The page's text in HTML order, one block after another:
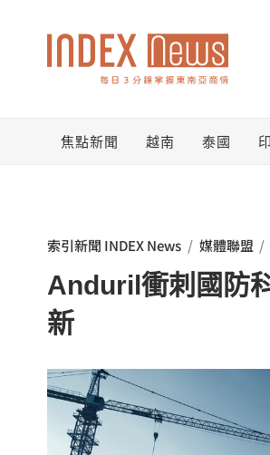
焦點新聞 越南 泰國
索引新聞 INDEX News / 媒體聯盟 /
Anduril衝刺國防
新